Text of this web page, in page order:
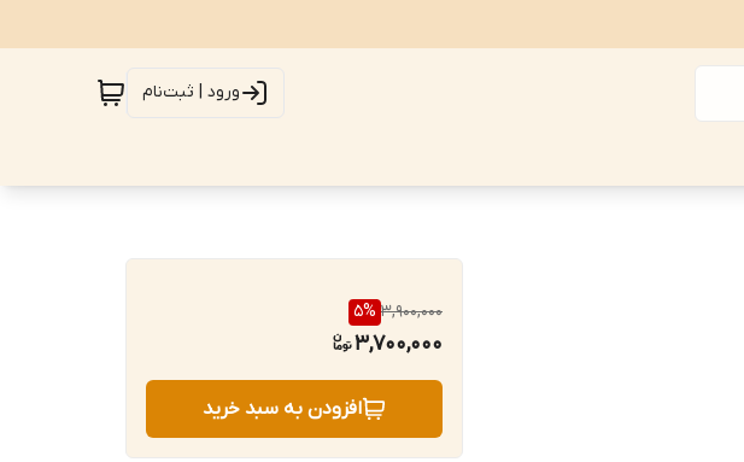
ورود | ثبت‌نام
3,900,000
5%
3,700,000
افزودن به سبد خرید